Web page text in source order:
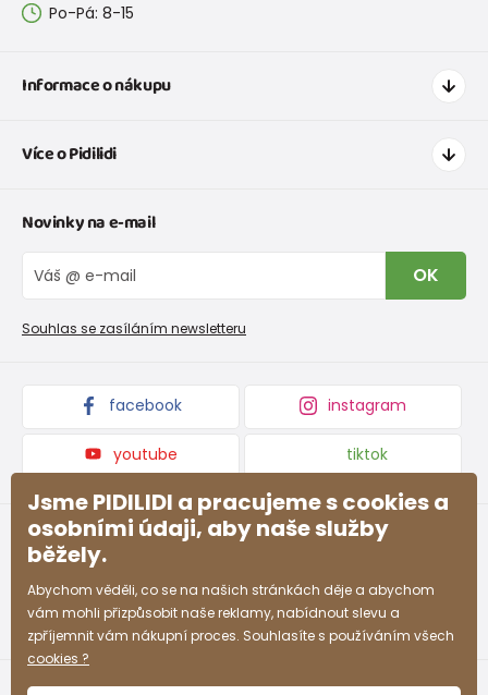
Po-Pá: 8-15
Informace o nákupu
Doprava a platba
Tabulka velikostí obuvi
Vrácení zboží a reklamace
Reklamační řád
Více o Pidilidi
O nás
Blog
Velkoobchod PiDiLiDi
Affiliate program
Kolekce zboží
Novinky na e-mail
OK
Souhlas se zasíláním newsletteru
facebook instagram
youtube tiktok
Jsme PIDILIDI a pracujeme s cookies a
osobními údaji, aby naše služby
běžely.
Abychom věděli, co se na našich stránkách děje a abychom
vám mohli přizpůsobit naše reklamy, nabídnout slevu a
zpříjemnit vám nákupní proces. Souhlasíte s používáním všech
cookies ?